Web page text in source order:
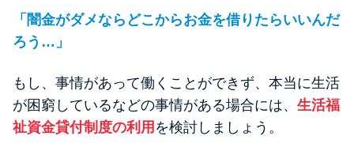
「闇金がダメならどこからお金を借りたらいいんだ
ろう…」
もし、事情があって働くことができず、本当に生活
が困窮しているなどの事情がある場合には、 生活福
祉資金貸付制度の利用 を検討しましょう。